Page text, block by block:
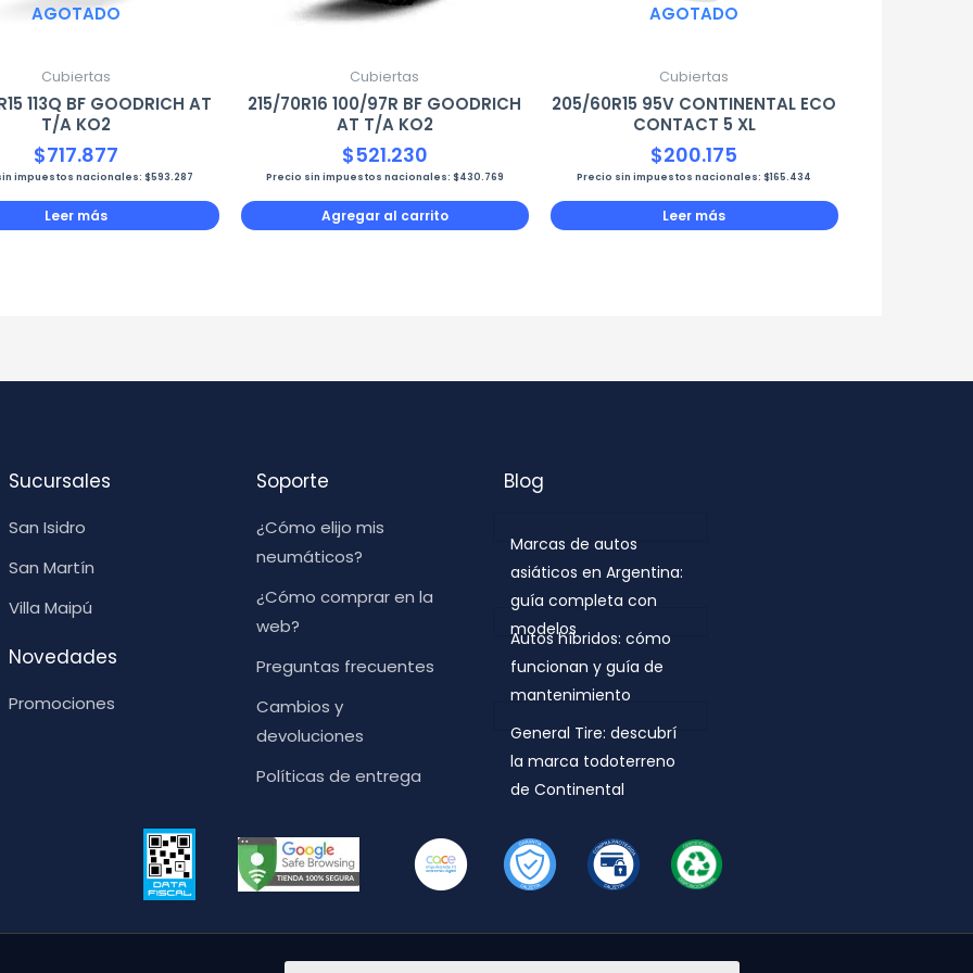
AGOTADO
Cubiertas
113Q BF GOODRICH AT
T/A KO2
$717.877
impuestos nacionales: $593.287
Leer más
Cubiertas
215/70R16 100/97R BF GOODRICH
AT T/A KO2
$521.230
Precio sin impuestos nacionales: $430.769
Agregar al carrito
AGOTADO
Cubiertas
205/60R15 95V CONTINENTAL ECO
CONTACT 5 XL
$200.175
Precio sin impuestos nacionales:$165.434
Leer más
Sucursales
San Isidro
San Martín
Villa Maipú
Novedades
Promociones
Soporte
¿Cómo elijo mis
neumáticos?
¿Cómo comprar en la
web?
Preguntas frecuentes
Cambios y
devoluciones
Políticas de entrega
Blog
Marcas de autos
asiáticos en Argentina:
guía completa con
modelos
Autos híbridos: cómo
funcionan y guía de
mantenimiento
General Tire: descubrí
la marca todoterreno
de Continental